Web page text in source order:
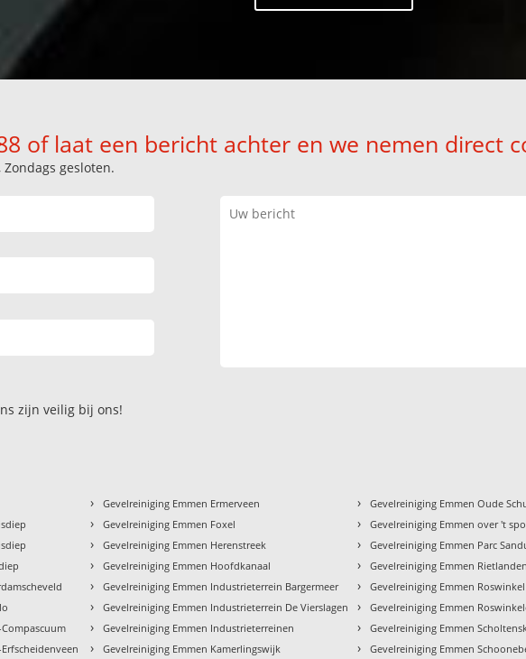
of laat een bericht achter en we nemen direct
gesloten.
zijn veilig bij ons!
› Gevelreiniging Emmen Ermerveen
› Gevelreiniging Emmen Foxel
› Gevelreiniging Emmen Herenstreek
› Gevelreiniging Emmen Hoofdkanaal
› Gevelreiniging Emmen Industrieterrein Bargermeer
› Gevelreiniging Emmen Industrieterrein De Vierslagen
› Gevelreiniging Emmen Industrieterreinen
› Gevelreiniging Emmen Kamerlingswijk
› Gevelreiniging Emmen Oude
› Gevelreiniging Emmen over 't
› Gevelreiniging Emmen Parc
› Gevelreiniging Emmen Rietlanden
› Gevelreiniging Emmen Roswinkel
› Gevelreiniging Emmen
› Gevelreiniging Emmen
› Gevelreiniging Emmen